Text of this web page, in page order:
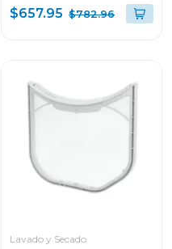
NEGRO THINQ
D74BFXS6
$657.95 $782.96
Lavado y Secado